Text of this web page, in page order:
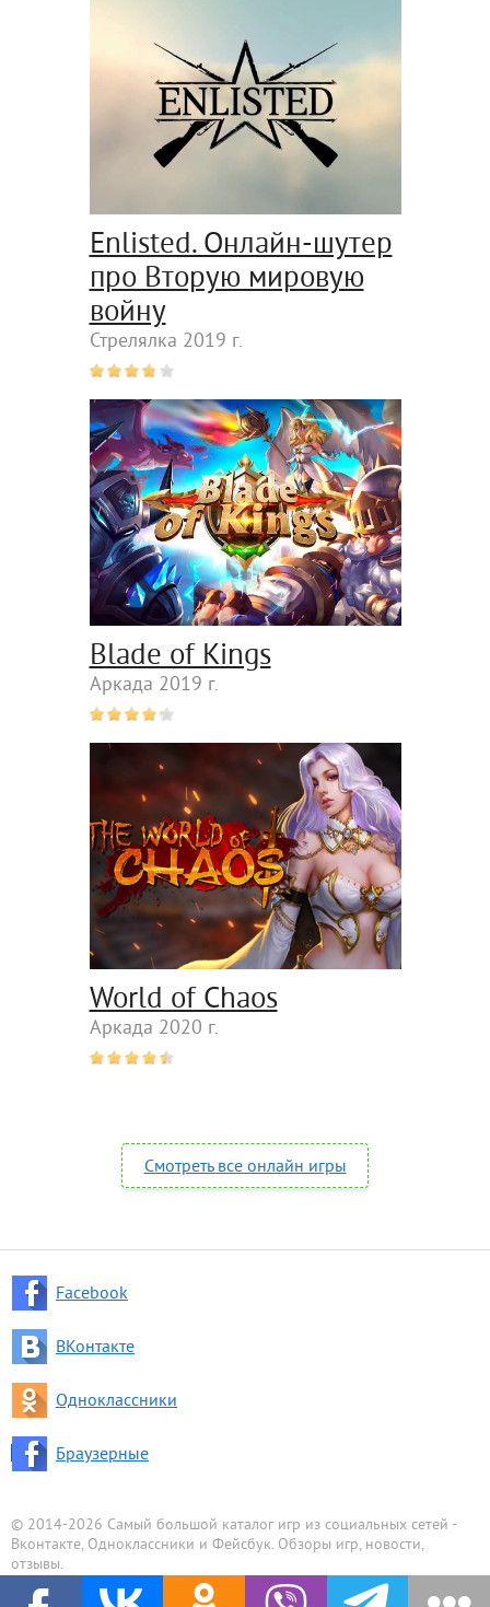
Enlisted. Онлайн-шутер
про Вторую мировую
войну
Стрелялка 2019 г.
Blade of Kings
Аркада 2019 г.
World of Chaos
Аркада 2020 г.
Смотреть все онлайн игры
Facebook
ВКонтакте
Одноклассники
Браузерные
© 2014-2026 Самый большой каталог игр из социальных сетей -
Вконтакте, Одноклассники и Фейсбук. Обзоры игр, новости,
отзывы.